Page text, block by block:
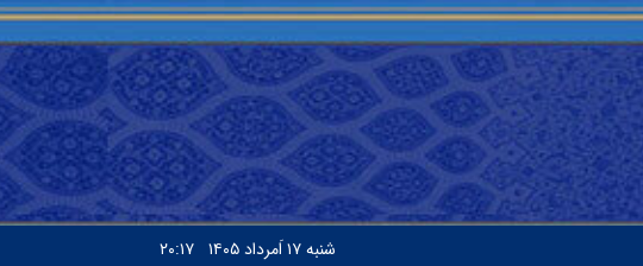
شنبه۱۷ اَمرداد ۱۴۰۵ ۲۰:۱۷